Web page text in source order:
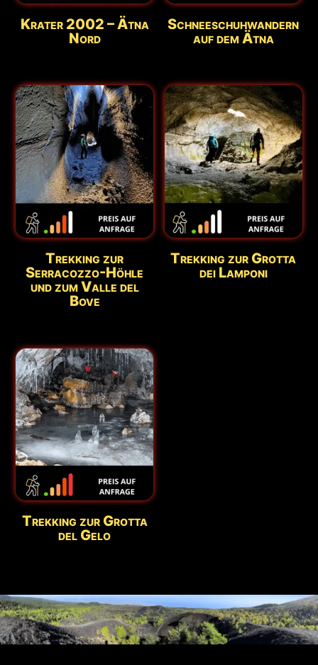
Krater 2002 – Ätna
Nord
Schneeschuhwandern
auf dem Ätna
Trekking zur
Serracozzo-Höhle
und zum Valle del
Bove
Trekking zur Grotta
dei Lamponi
Trekking zur Grotta
del Gelo